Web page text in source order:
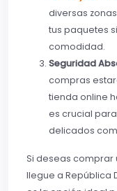
diversas
tus paquetes
comodidad.
Seguridad
compras
tienda online
es crucial
delicados
Si deseas comprar
llegue a República